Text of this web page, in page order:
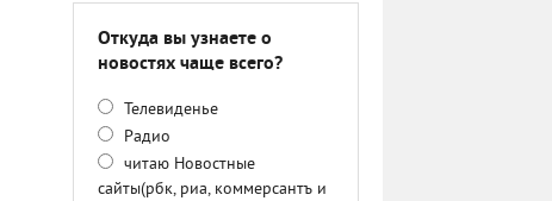
Откуда вы узнаете о
новостях чаще всего?
Телевиденье
Радио
читаю Новостные
сайты(рбк, риа, коммерсантъ и